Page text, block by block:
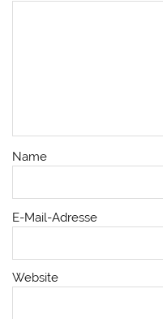
Name
E-Mail-Adresse
Website